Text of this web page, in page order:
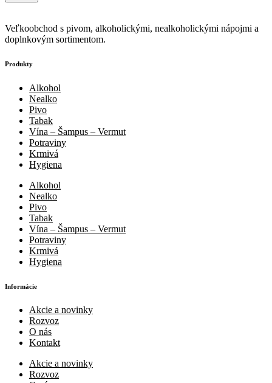
Veľkoobchod s pivom, alkoholickými, nealkoholickými nápojmi a
doplnkovým sortimentom.
Produkty
Alkohol
Nealko
Pivo
Tabak
Vína – Šampus – Vermut
Potraviny
Krmivá
Hygiena
Alkohol
Nealko
Pivo
Tabak
Vína – Šampus – Vermut
Potraviny
Krmivá
Hygiena
Informácie
Akcie a novinky
Rozvoz
O nás
Kontakt
Akcie a novinky
Rozvoz